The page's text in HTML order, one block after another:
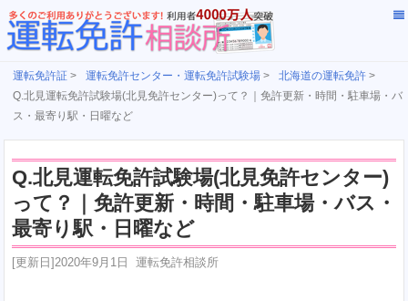
運転免許証 > 運転免許センター・運転免許試験場 > 北海道の運転免許 >
Q.北見運転免許試験場(北見免許センター)って？｜免許更新・時間・駐車場・バ
ス・最寄り駅・日曜など
Q.北見運転免許試験場(北見免許センター)
って？｜免許更新・時間・駐車場・バス・
最寄り駅・日曜など
[更新日]2020年9月1日 運転免許相談所